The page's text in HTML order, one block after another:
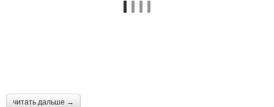
читать дальше →